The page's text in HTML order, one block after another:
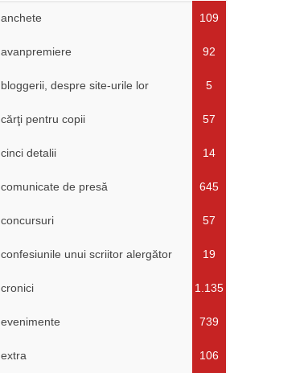
anchete 109
avanpremiere 92
bloggerii, despre site-urile lor 5
cărţi pentru copii 57
cinci detalii 14
comunicate de presă 645
concursuri 57
confesiunile unui scriitor alergător 19
cronici 1.135
evenimente 739
extra 106